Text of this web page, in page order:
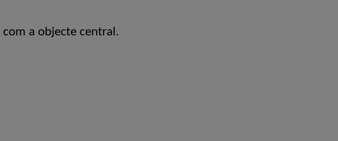
com a objecte central.